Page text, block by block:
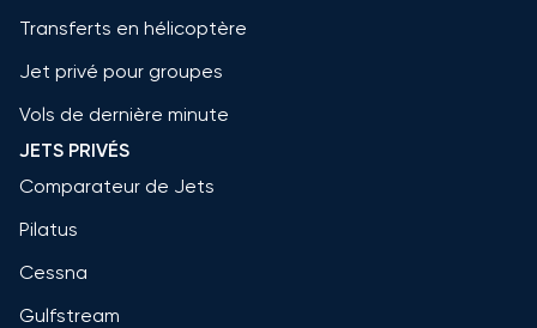
Transferts en hélicoptère
Jet privé pour groupes
Vols de dernière minute
JETS PRIVÉS
Comparateur de Jets
Pilatus
Cessna
Gulfstream